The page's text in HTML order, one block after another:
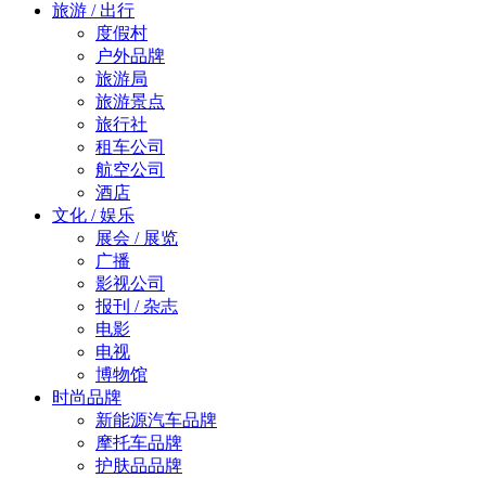
旅游 / 出行
度假村
户外品牌
旅游局
旅游景点
旅行社
租车公司
航空公司
酒店
文化 / 娱乐
展会 / 展览
广播
影视公司
报刊 / 杂志
电影
电视
博物馆
时尚品牌
新能源汽车品牌
摩托车品牌
护肤品品牌